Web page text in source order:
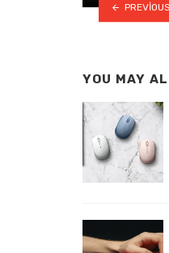
YOU MAY